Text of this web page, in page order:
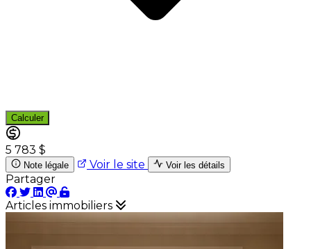
Calculer
5 783 $
Note légale Voir le site Voir les détails
Partager
Articles immobiliers